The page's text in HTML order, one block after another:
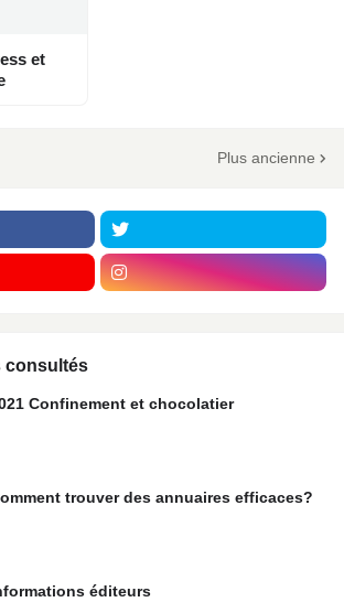
et
Plus ancienne
consultés
Confinement et chocolatier
trouver des annuaires efficaces?
éditeurs